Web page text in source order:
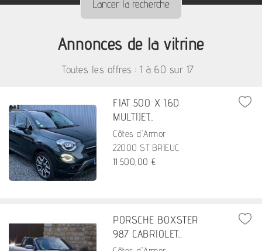
Annonces de la vitrine
Toutes les offres : 1 à60 sur 17
FIAT 500 X 1.6D
MULTIJET...
Côtes d'Armor
22000 ST BRIEUC
11 500,00 €
PORSCHE BOXSTER
987 CABRIOLET...